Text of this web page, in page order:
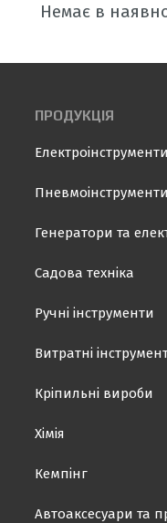
Немає в
ПРОДУКЦІЯ
Електроінструменти
Генератори та
Садова техніка
Ручні інструменти
Витратні
Кріпильні вироби
Хімія
Кемпінг
Автоаксесуари та